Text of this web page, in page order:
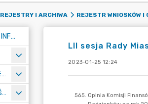
REJESTRY I ARCHIWA REJESTR WNIOSKÓW
WYKAZ DANYCH ZAWIERAJĄCYCH INFORMACJE O ŚRODOWISKU I JEGO OCHRONIE
ZAGOSPODAROWANIE PRZESTRZENNE
PODSTAWOWE INFORMACJE O MIEŚCIE
LII sesja Rady
2023-01-25 12:24